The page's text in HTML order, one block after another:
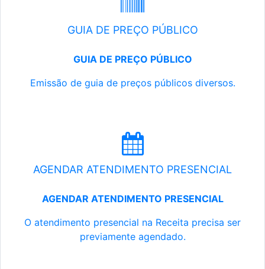
GUIA DE PREÇO PÚBLICO
GUIA DE PREÇO PÚBLICO
Emissão de guia de preços públicos diversos.
AGENDAR ATENDIMENTO PRESENCIAL
AGENDAR ATENDIMENTO PRESENCIAL
O atendimento presencial na Receita precisa ser
previamente agendado.